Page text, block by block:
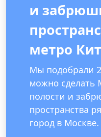
и
метро
Мы подобрали
можно
полости и
пространства
город в Москве.